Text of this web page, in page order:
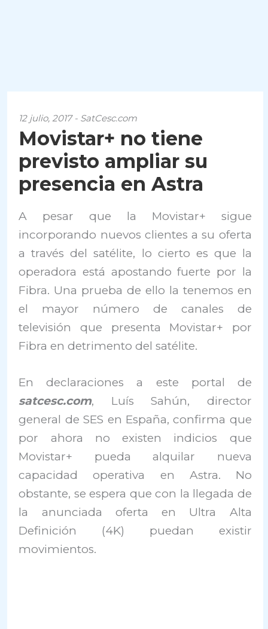
12 julio, 2017 - SatCesc.com
Movistar+ no tiene
previsto ampliar su
presencia en Astra
A pesar que la Movistar+ sigue
incorporando nuevos clientes a su oferta
a través del satélite, lo cierto es que la
operadora está apostando fuerte por la
Fibra. Una prueba de ello la tenemos en
el mayor número de canales de
televisión que presenta Movistar+ por
Fibra en detrimento del satélite.
En declaraciones a este portal de
satcesc.com, Luís Sahún, director
general de SES en España, confirma que
por ahora no existen indicios que
Movistar+ pueda alquilar nueva
capacidad operativa en Astra. No
obstante, se espera que con la llegada de
la anunciada oferta en Ultra Alta
Definición (4K) puedan existir
movimientos.